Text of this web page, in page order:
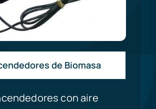
de Biomasa
con aire